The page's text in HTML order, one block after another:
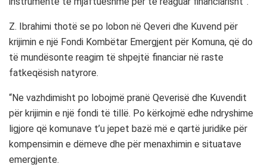
Z. Ibrahimi thotë se po lobon në Qeveri dhe Kuvend për
krijimin e një Fondi Kombëtar Emergjent për Komuna, që do
të mundësonte reagim të shpejtë financiar në raste
fatkeqësish natyrore.
“Ne vazhdimisht po lobojmë pranë Qeverisë dhe Kuvendit
për krijimin e një fondi të tillë. Po kërkojmë edhe ndryshime
ligjore që komunave t’u jepet bazë më e qartë juridike për
kompensimin e dëmeve dhe për menaxhimin e situatave
emergjente.